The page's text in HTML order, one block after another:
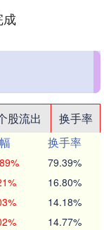
成
股流出
换手率
换手率
79.39%
16.80%
14.18%
14.77%